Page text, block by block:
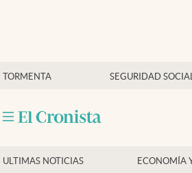
TORMENTA SEGURIDAD
Economía y finanzas
Criptomonedas
ULTIMAS NOTICIAS ECONOMÍA